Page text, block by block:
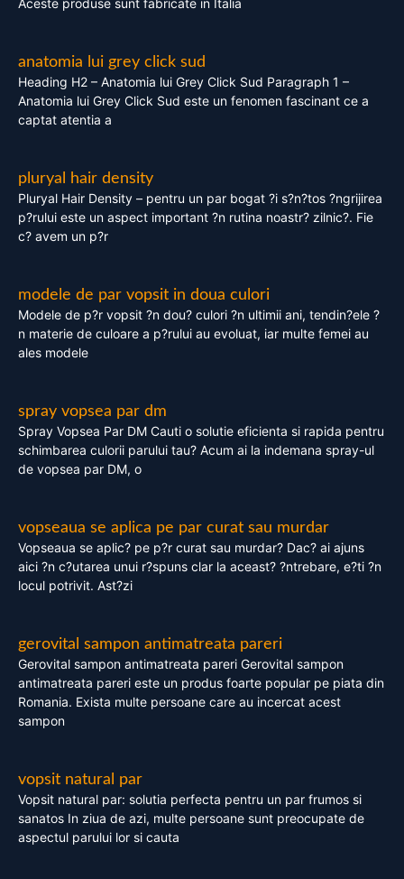
Aceste produse sunt fabricate in Italia
anatomia lui grey click sud
Heading H2 – Anatomia lui Grey Click Sud Paragraph 1 –
Anatomia lui Grey Click Sud este un fenomen fascinant ce a
captat atentia a
pluryal hair density
Pluryal Hair Density – pentru un par bogat ?i s?n?tos ?ngrijirea
p?rului este un aspect important ?n rutina noastr? zilnic?. Fie
c? avem un p?r
modele de par vopsit in doua culori
Modele de p?r vopsit ?n dou? culori ?n ultimii ani, tendin?ele ?
n materie de culoare a p?rului au evoluat, iar multe femei au
ales modele
spray vopsea par dm
Spray Vopsea Par DM Cauti o solutie eficienta si rapida pentru
schimbarea culorii parului tau? Acum ai la indemana spray-ul
de vopsea par DM, o
vopseaua se aplica pe par curat sau murdar
Vopseaua se aplic? pe p?r curat sau murdar? Dac? ai ajuns
aici ?n c?utarea unui r?spuns clar la aceast? ?ntrebare, e?ti ?n
locul potrivit. Ast?zi
gerovital sampon antimatreata pareri
Gerovital sampon antimatreata pareri Gerovital sampon
antimatreata pareri este un produs foarte popular pe piata din
Romania. Exista multe persoane care au incercat acest
sampon
vopsit natural par
Vopsit natural par: solutia perfecta pentru un par frumos si
sanatos In ziua de azi, multe persoane sunt preocupate de
aspectul parului lor si cauta